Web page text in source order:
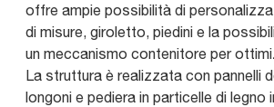
offre ampie possibilità di
di misure, giroletto, piedini e la
un meccanismo contenitore per
La struttura è realizzata con pannelli
longoni e pediera in particelle di legno